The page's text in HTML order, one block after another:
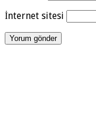
İnternet sitesi